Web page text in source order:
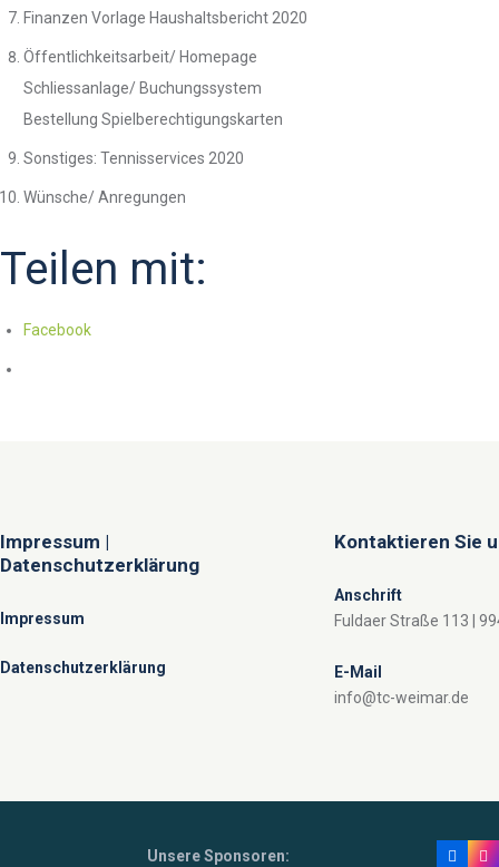
Finanzen Vorlage Haushaltsbericht 2020
Öffentlichkeitsarbeit/ Homepage
Schliessanlage/ Buchungssystem
Bestellung Spielberechtigungskarten
Sonstiges: Tennisservices 2020
Wünsche/ Anregungen
Teilen mit:
Facebook
Impressum |
Datenschutzerklärung
Impressum
Datenschutzerklärung
Kontaktieren Sie
Anschrift
Fuldaer Straße 113 |
E-Mail
info@tc-weimar.de
Unsere Sponsoren: